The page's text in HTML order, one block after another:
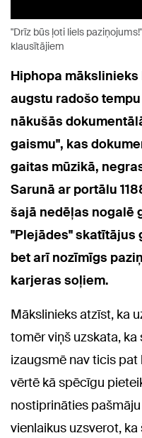
"Drīz būs ļoti liels
klausītājiem
Hiphopa
augstu radošo
nākušās
gaismu", kas
gaitas mūzikā,
Sarunā ar portālu
šajā nedēļas nogalē
"Plejādes" skatītājus
bet arī nozīmīgs
karjeras soļiem.
Mākslinieks atzīst, ka
tomēr viņš uzskata,
izaugsmē nav ticis pat
vērtē kā spēcīgu
nostiprināties
vienlaikus uzsverot,